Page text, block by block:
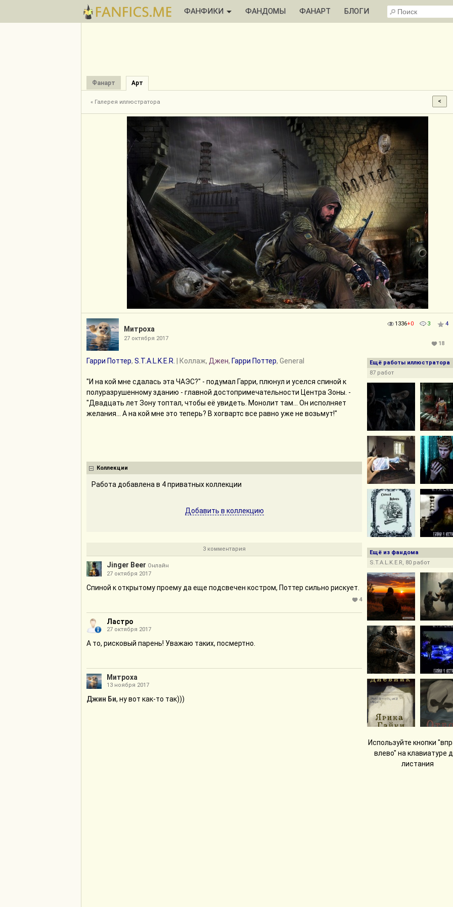
ФАНФИКИ ФАНДОМЫ ФАНАРТ БЛОГИ
Фанарт Арт
« Галерея иллюстратора
Митроха
27 октября 2017
Гарри Поттер, S.T.A.L.K.E.R. | Коллаж, Джен, Гарри Поттер, General
"И на кой мне сдалась эта ЧАЭС?" - подумал Гарри, плюнул и уселся спиной к
полуразрушенному зданию - главной достопримечательности Центра Зоны. -
"Двадцать лет Зону топтал, чтобы её увидеть. Монолит там... Он исполняет
желания... А на кой мне это теперь? В хогвартс все равно уже не возьмут!"
Коллекции
Работа добавлена в 4 приватных коллекции
Добавить в коллекцию
3 комментария
Jinger Beer Онлайн
27 октября 2017
Спиной к открытому проему да еще подсвечен костром, Поттер сильно рискует.
4
Ластро
27 октября 2017
А то, рисковый парень! Уважаю таких, посмертно.
Митроха
13 ноября 2017
Джин Би, ну вот как-то так)))
1336+0 3 4
18
Ещё работы иллюстратора
87 работ
Ещё из фандома
S.T.A.L.K.E.R, 80 работ
Используйте кнопки
влево" на клавиатуре
листания